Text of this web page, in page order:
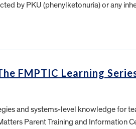
by PKU (phenylketonuria) or any
FMPTIC Learning
and systems-level knowledge for
Parent Training and Information